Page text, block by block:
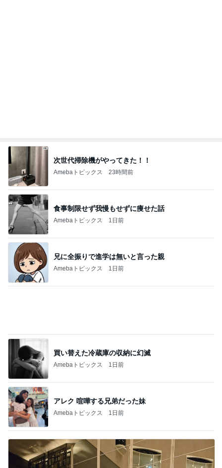
次世代掃除機がやってきた！！
Amebaトピックス 23時間前
食事制限せず我慢もせずに痩せた話
Amebaトピックス 1日前
兄に全振りで進学は無いと言った親
Amebaトピックス 1日前
買い替えた冷蔵庫の収納に幻滅
Amebaトピックス 1日前
アレク 喧嘩する兄弟だった妹
Amebaトピックス 1日前